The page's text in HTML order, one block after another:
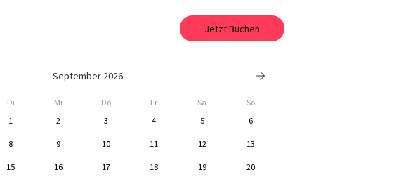
Jetzt Buchen
September 2026
Di Mi Do Fr Sa
So
1
2 3 4 5 6
8 9 10 11 12 13
15 16 17 18 19 20